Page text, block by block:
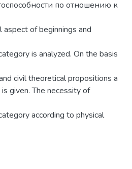
по отношению к
of beginnings and
is analyzed. On the basis
civil theoretical propositions a
given. The necessity of
according to physical